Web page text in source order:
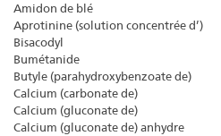
Amidon de blé
Aprotinine (solution concentrée d’)
Bisacodyl
Bumétanide
Butyle (parahydroxybenzoate de)
Calcium (carbonate de)
Calcium (gluconate de)
Calcium (gluconate de) anhydre